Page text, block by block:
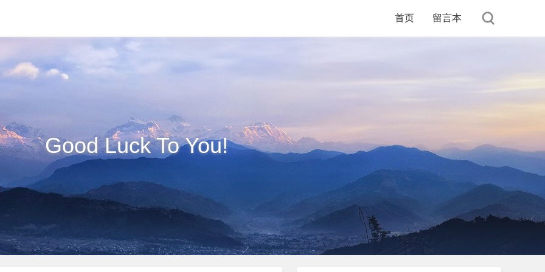
首页 留言本
Good Luck To You!